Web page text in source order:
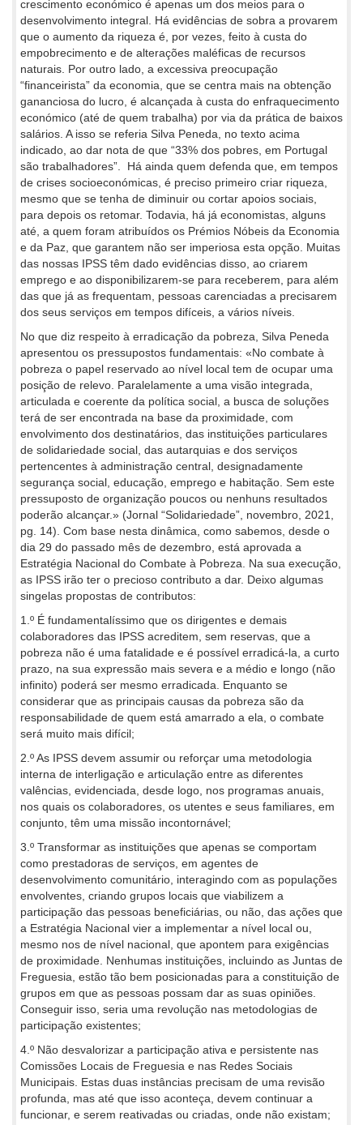
crescimento económico é apenas um dos meios para o
desenvolvimento integral. Há evidências de sobra a provarem
que o aumento da riqueza é, por vezes, feito à custa do
empobrecimento e de alterações maléficas de recursos
naturais. Por outro lado, a excessiva preocupação
“financeirista” da economia, que se centra mais na obtenção
gananciosa do lucro, é alcançada à custa do enfraquecimento
económico (até de quem trabalha) por via da prática de baixos
salários. A isso se referia Silva Peneda, no texto acima
indicado, ao dar nota de que “33% dos pobres, em Portugal
são trabalhadores”. Há ainda quem defenda que, em tempos
de crises socioeconómicas, é preciso primeiro criar riqueza,
mesmo que se tenha de diminuir ou cortar apoios sociais,
para depois os retomar. Todavia, há já economistas, alguns
até, a quem foram atribuídos os Prémios Nóbeis da Economia
e da Paz, que garantem não ser imperiosa esta opção. Muitas
das nossas IPSS têm dado evidências disso, ao criarem
emprego e ao disponibilizarem-se para receberem, para além
das que já as frequentam, pessoas carenciadas a precisarem
dos seus serviços em tempos difíceis, a vários níveis.
No que diz respeito à erradicação da pobreza, Silva Peneda
apresentou os pressupostos fundamentais: «No combate à
pobreza o papel reservado ao nível local tem de ocupar uma
posição de relevo. Paralelamente a uma visão integrada,
articulada e coerente da política social, a busca de soluções
terá de ser encontrada na base da proximidade, com
envolvimento dos destinatários, das instituições particulares
de solidariedade social, das autarquias e dos serviços
pertencentes à administração central, designadamente
segurança social, educação, emprego e habitação. Sem este
pressuposto de organização poucos ou nenhuns resultados
poderão alcançar.» (Jornal “Solidariedade”, novembro, 2021,
pg. 14). Com base nesta dinâmica, como sabemos, desde o
dia 29 do passado mês de dezembro, está aprovada a
Estratégia Nacional do Combate à Pobreza. Na sua execução,
as IPSS irão ter o precioso contributo a dar. Deixo algumas
singelas propostas de contributos:
1.º É fundamentalíssimo que os dirigentes e demais
colaboradores das IPSS acreditem, sem reservas, que a
pobreza não é uma fatalidade e é possível erradicá-la, a curto
prazo, na sua expressão mais severa e a médio e longo (não
infinito) poderá ser mesmo erradicada. Enquanto se
considerar que as principais causas da pobreza são da
responsabilidade de quem está amarrado a ela, o combate
será muito mais difícil;
2.º As IPSS devem assumir ou reforçar uma metodologia
interna de interligação e articulação entre as diferentes
valências, evidenciada, desde logo, nos programas anuais,
nos quais os colaboradores, os utentes e seus familiares, em
conjunto, têm uma missão incontornável;
3.º Transformar as instituições que apenas se comportam
como prestadoras de serviços, em agentes de
desenvolvimento comunitário, interagindo com as populações
envolventes, criando grupos locais que viabilizem a
participação das pessoas beneficiárias, ou não, das ações que
a Estratégia Nacional vier a implementar a nível local ou,
mesmo nos de nível nacional, que apontem para exigências
de proximidade. Nenhumas instituições, incluindo as Juntas de
Freguesia, estão tão bem posicionadas para a constituição de
grupos em que as pessoas possam dar as suas opiniões.
Conseguir isso, seria uma revolução nas metodologias de
participação existentes;
4.º Não desvalorizar a participação ativa e persistente nas
Comissões Locais de Freguesia e nas Redes Sociais
Municipais. Estas duas instâncias precisam de uma revisão
profunda, mas até que isso aconteça, devem continuar a
funcionar, e serem reativadas ou criadas, onde não existam;